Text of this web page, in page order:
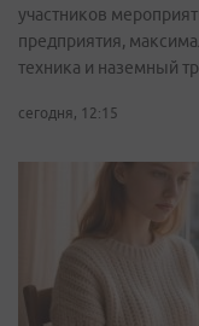
участников
предприятия,
техника и наземный
сегодня, 12:15